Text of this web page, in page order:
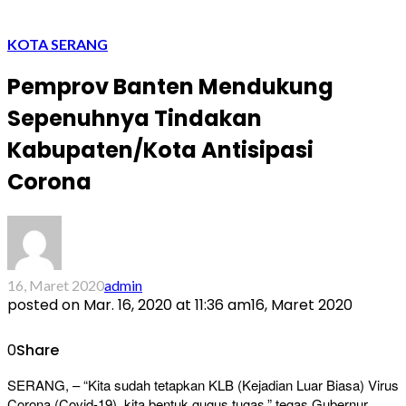
KOTA SERANG
Pemprov Banten Mendukung
Sepenuhnya Tindakan
Kabupaten/Kota Antisipasi
Corona
16, Maret 2020admin
posted on Mar. 16, 2020 at 11:36 am16, Maret 2020
0Share
SERANG, – “Kita sudah tetapkan KLB (Kejadian Luar Biasa) Virus